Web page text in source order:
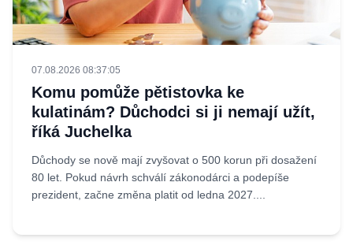
07.08.2026 08:37:05
Komu pomůže pětistovka ke
kulatinám? Důchodci si ji nemají užít,
říká Juchelka
Důchody se nově mají zvyšovat o 500 korun při dosažení
80 let. Pokud návrh schválí zákonodárci a podepíše
prezident, začne změna platit od ledna 2027....